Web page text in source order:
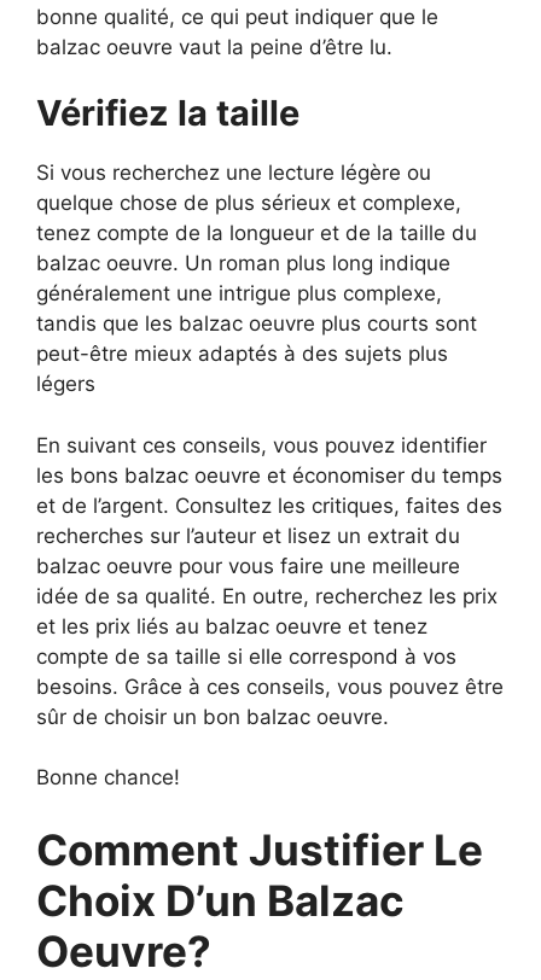
bonne qualité, ce qui peut indiquer que le
balzac oeuvre vaut la peine d’être lu.
Vérifiez la taille
Si vous recherchez une lecture légère ou
quelque chose de plus sérieux et complexe,
tenez compte de la longueur et de la taille du
balzac oeuvre. Un roman plus long indique
généralement une intrigue plus complexe,
tandis que les balzac oeuvre plus courts sont
peut-être mieux adaptés à des sujets plus
légers
En suivant ces conseils, vous pouvez identifier
les bons balzac oeuvre et économiser du temps
et de l’argent. Consultez les critiques, faites des
recherches sur l’auteur et lisez un extrait du
balzac oeuvre pour vous faire une meilleure
idée de sa qualité. En outre, recherchez les prix
et les prix liés au balzac oeuvre et tenez
compte de sa taille si elle correspond à vos
besoins. Grâce à ces conseils, vous pouvez être
sûr de choisir un bon balzac oeuvre.
Bonne chance!
Comment Justifier Le
Choix D’un Balzac
Oeuvre?